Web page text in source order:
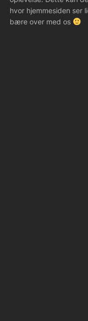
hvor hjemmesiden ser
bære over med os